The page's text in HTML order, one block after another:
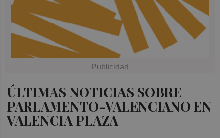
ÚLTIMAS NOTICIAS SOBRE
PARLAMENTO-VALENCIANO EN
VALENCIA PLAZA